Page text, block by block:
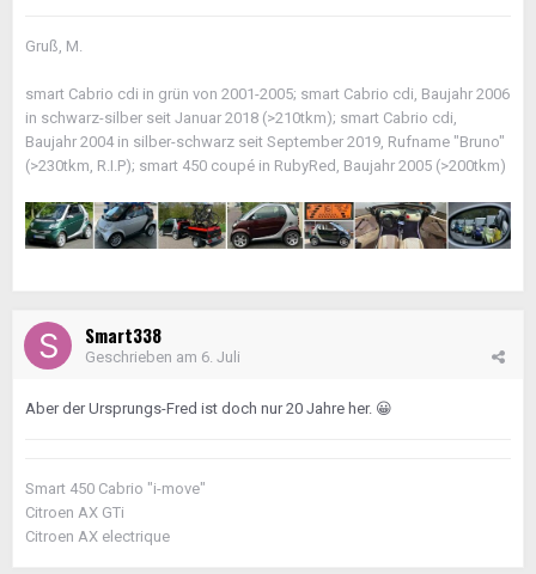
Gruß, M.
smart Cabrio cdi in grün von 2001-2005; smart Cabrio cdi, Baujahr 2006
in schwarz-silber seit Januar 2018 (>210tkm); smart Cabrio cdi,
Baujahr 2004 in silber-schwarz seit September 2019, Rufname "Bruno"
(>230tkm, R.I.P); smart 450 coupé in RubyRed, Baujahr 2005 (>200tkm)
Smart338
Geschrieben am 6. Juli
Aber der Ursprungs-Fred ist doch nur 20 Jahre her. 😀
Smart 450 Cabrio "i-move"
Citroen AX GTi
Citroen AX electrique